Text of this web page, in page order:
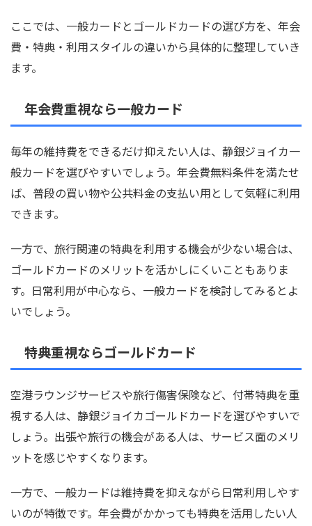
ここでは、一般カードとゴールドカードの選び方を、年会
費・特典・利用スタイルの違いから具体的に整理していき
ます。
年会費重視なら一般カード
毎年の維持費をできるだけ抑えたい人は、静銀ジョイカ一
般カードを選びやすいでしょう。年会費無料条件を満たせ
ば、普段の買い物や公共料金の支払い用として気軽に利用
できます。
一方で、旅行関連の特典を利用する機会が少ない場合は、
ゴールドカードのメリットを活かしにくいこともありま
す。日常利用が中心なら、一般カードを検討してみるとよ
いでしょう。
特典重視ならゴールドカード
空港ラウンジサービスや旅行傷害保険など、付帯特典を重
視する人は、静銀ジョイカゴールドカードを選びやすいで
しょう。出張や旅行の機会がある人は、サービス面のメリ
ットを感じやすくなります。
一方で、一般カードは維持費を抑えながら日常利用しやす
いのが特徴です。年会費がかかっても特典を活用したい人